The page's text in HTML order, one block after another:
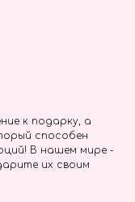
к подарку, а
способен
В нашем мире -
их своим